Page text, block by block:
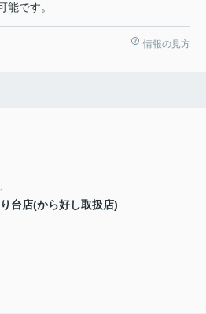
能です。
情報の見方
台店(から好し取扱店)